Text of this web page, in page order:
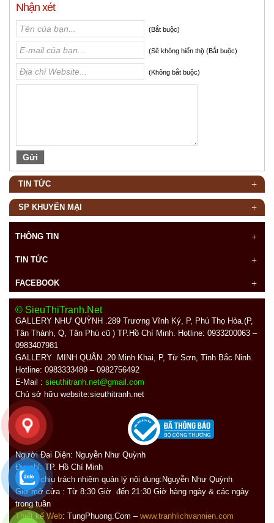
Nhận xét
(Bắt buộc)
(Sẽ không hiển thị) (Bắt buộc)
(Không bắt buộc)
TIN TỨC
SP KHUYẾN MẠI
THÔNG TIN
TIN TỨC
FACEBOOK
© SieuThiTranh.Net
GALLERY NHƯ QUỲNH .289 Trương Vĩnh Ký, P, Phú Thọ Hòa.(P,
Tân Thành, Q, Tân Phú cũ ) TP.Hồ Chí Minh. Hotline: 0933200063 –
0983407981
GALLERY MINH QUÂN .20 Minh Khai, P, Từ Sơn, Tỉnh Bắc Ninh.
Hotline: 0983333489 – 0982756492
E-Mail : sieuthitranh.net@gmail.com
Chủ sở hữu website:sieuthitranh.net
Người Đại Diện: Nguyễn Như Quỳnh
Địa chỉ:TP. Hồ Chí Minh
Người chịu trách nhiệm quản lý nội dung:Nguyễn Như Quỳnh
Giờ mở cửa : Từ 8:30 Giờ đến 21:30 Giờ hàng ngày & các ngày
trong tuần
Thiết kế Web: TungPhuong.Com – www.tranhlichvannien.com